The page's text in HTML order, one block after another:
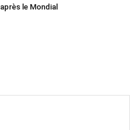
après le Mondial